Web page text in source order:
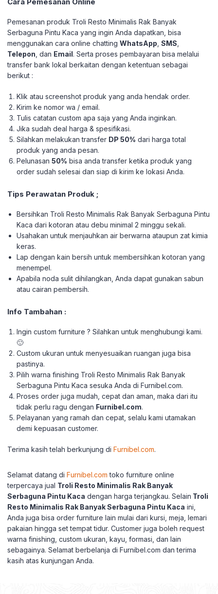
Pemesanan produk Troli Resto Minimalis Rak Banyak
Serbaguna Pintu Kaca yang ingin Anda dapatkan, bisa
menggunakan cara online chatting WhatsApp SMS
Telepon , dan Email. Serta proses pembayaran bisa melalui
transfer bank lokal berkaitan dengan ketentuan sebagai
berikut :
Klik atau screenshot produk yang anda hendak order.
Kirim ke nomor wa / email.
Tulis catatan custom apa saja yang Anda inginkan.
Jika sudah deal harga & spesifikasi.
Silahkan melakukan transfer DP 50% dari harga total
produk yang anda pesan.
Pelunasan50% bisa anda transfer ketika produk yang
order sudah selesai dan siap di kirim ke lokasi Anda.
Tips Perawatan Produk ;
Bersihkan Troli Resto Minimalis Rak Banyak Serbaguna Pintu
Kaca dari kotoran atau debu minimal 2 minggu sekali.
Usahakan untuk menjauhkan air berwarna ataupun zat kimia
keras.
Lap dengan kain bersih untuk membersihkan kotoran yang
menempel.
Apabila noda sulit dihilangkan, Anda dapat gunakan sabun
atau cairan pembersih.
Info Tambahan :
Ingin custom furniture ? Silahkan untuk menghubungi kami.
🙂
Custom ukuran untuk menyesuaikan ruangan juga bisa
pastinya.
Pilih warna finishing Troli Resto Minimalis Rak Banyak
Serbaguna Pintu Kaca sesuka Anda di Furnibel.com.
Proses order juga mudah, cepat dan aman, maka dari itu
tidak perlu ragu dengan Furnibel.com.
Pelayanan yang ramah dan cepat, selalu kami utamakan
demi kepuasan customer.
Terima kasih telah berkunjung di Furnibel.com.
Selamat datang di Furnibel.com toko furniture online
terpercaya jual Troli Resto Minimalis Rak Banyak
Serbaguna Pintu Kaca dengan harga terjangkau. Selain Troli
Resto Minimalis Rak Banyak Serbaguna Pintu Kaca ini,
Anda juga bisa order furniture lain mulai dari kursi, meja, lemari
pakaian hingga set tempat tidur. Customer juga boleh request
warna finishing, custom ukuran, kayu, formasi, dan lain
sebagainya. Selamat berbelanja di Furnibel.com dan terima
kasih atas kunjungan Anda.